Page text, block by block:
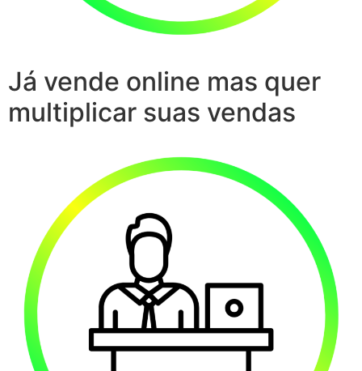
Já vende online mas quer
multiplicar suas vendas